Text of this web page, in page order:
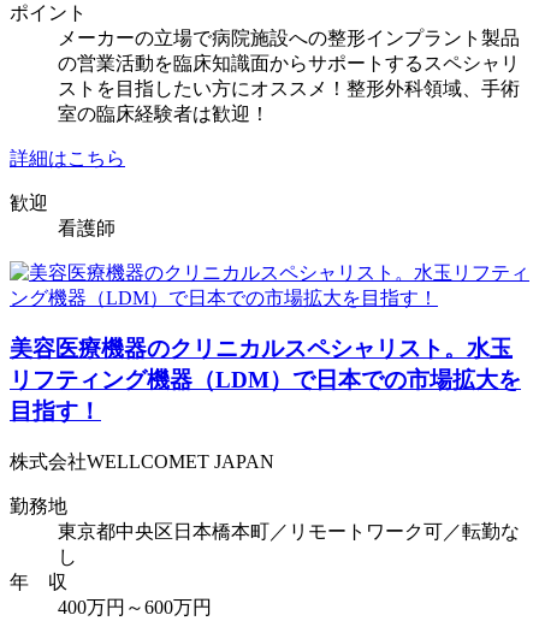
ポイント
メーカーの立場で病院施設への整形インプラント製品
の営業活動を臨床知識面からサポートするスペシャリ
ストを目指したい方にオススメ！整形外科領域、手術
室の臨床経験者は歓迎！
詳細はこちら
歓迎
看護師
美容医療機器のクリニカルスペシャリスト。水玉
リフティング機器（LDM）で日本での市場拡大を
目指す！
株式会社WELLCOMET JAPAN
勤務地
東京都中央区日本橋本町／リモートワーク可／転勤な
し
年 収
400万円～600万円